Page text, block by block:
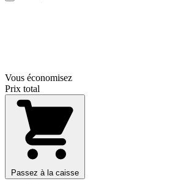
Vous économisez
Prix total
Passez à la caisse